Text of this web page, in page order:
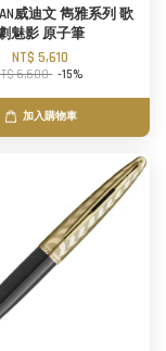
威迪文 雋雅系列 歌
魅影 原子筆
NT$ 5,610
6,600 -15%
加入購物車